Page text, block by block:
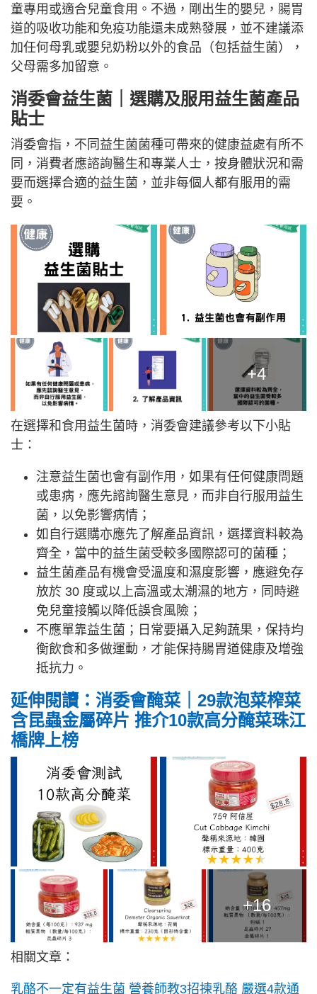
童專用或適合兒童食用。不過，剛出生的嬰兒，腸胃
道的吸收功能和免疫功能還未成熟發展，並不建議添
加任何母乳或嬰兒奶粉以外的食品（包括益生菌），
父母需多加留意。
消委會益生菌｜選購及服用益生菌產品
貼士
消委會指，不同益生菌菌種可帶來的健康益處有所不
同，消費者應諮詢醫生和專業人士，按身體狀況和需
要而選擇合適的益生菌，並非每個人都有服用的需
要。
+4
在選擇和食用益生菌時，消委會建議參考以下小貼
士：
注意益生菌也會有副作用，如果有任何健康問題
或患病，應先諮詢醫生意見，而非自行服用益生
菌，以免影響病情；
如自行選購亦應先了解產品資訊，選擇資料較為
齊全，當中的益生菌受較多國際認可的菌種；
益生菌產品有機會受溫度和濕度影響，應避免存
放於 30 度或以上高溫或太潮濕的地方，同時避
免兒童接觸以降低誤食風險；
不應單靠益生菌；日常要攝入足夠蔬果，保持均
衡飲食和多做運動，才能保持腸胃道健康及增強
抵抗力。
延伸閱讀：消委會醃菜｜29款泡菜榨菜
含昆蟲金屬碎片 推介10款高分醃菜珠江
橋牌上榜
+16
相關文章：
乳酪不一定有益生菌 營養師教3招揀乳酪 嚴選4款通